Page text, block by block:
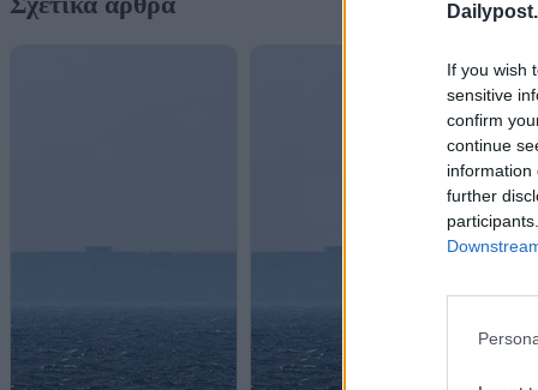
If you wish
sensitive
confirm
continue
information
further